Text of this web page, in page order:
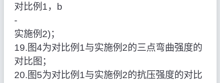
对比例1，b
‑
实施例2)；
19.图4为对比例1与实施例2的三点弯曲强度的
对比图；
20.图5为对比例1与实施例2的抗压强度的对比